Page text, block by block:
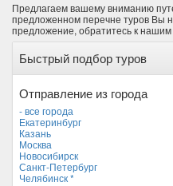
Предлагаем вашему вниманию
предложенном перечне туров Вы
предложение, обратитесь к
Быстрый подбор туров
Отправление из города
- все города
Екатеринбург
Казань
Москва
Новосибирск
Санкт-Петербург
Челябинск *